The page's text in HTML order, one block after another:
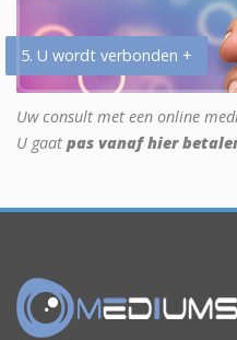
5. U wordt verbonden +
Uw consult met een online
U gaat pas vanaf hier